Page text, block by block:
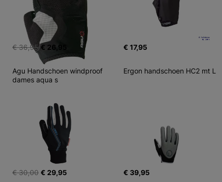
€ 36,95 € 26,95 € 17,95
Agu Handschoen windproof
dames aqua s
€ 30,00 € 29,95
Ergon handschoen HC2 mt L
€ 39,95